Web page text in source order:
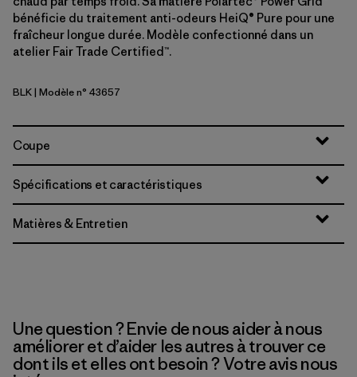
bénéficie du traitement anti-odeurs HeiQ® Pure pour une
fraîcheur longue durée. Modèle confectionné dans un
atelier Fair Trade Certified™.
Black
BLK| Modèle n° 43657
Coupe
Spécifications et caractéristiques
Matières & Entretien
Une question ? Envie de nous aider à nous
améliorer et d’aider les autres à trouver ce
dont ils et elles ont besoin ? Votre avis nous